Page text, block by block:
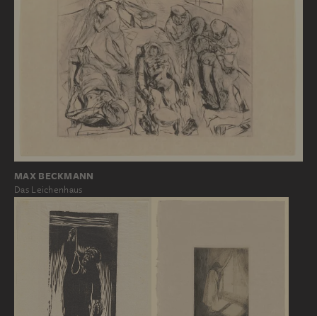
MAX BECKMANN
Das Leichenhaus